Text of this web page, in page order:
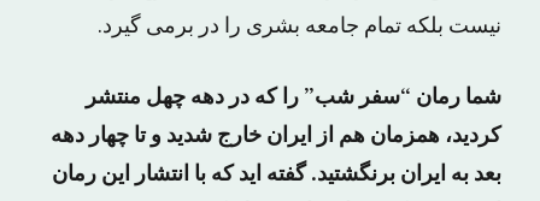
نیست بلکه تمام جامعه بشری را در برمی گیرد.
شما رمان “سفر شب” را که در دهه چهل منتشر
کردید، همزمان هم از ایران خارج شدید و تا چهار دهه
بعد به ایران برنگشتید. گفته اید که با انتشار این رمان